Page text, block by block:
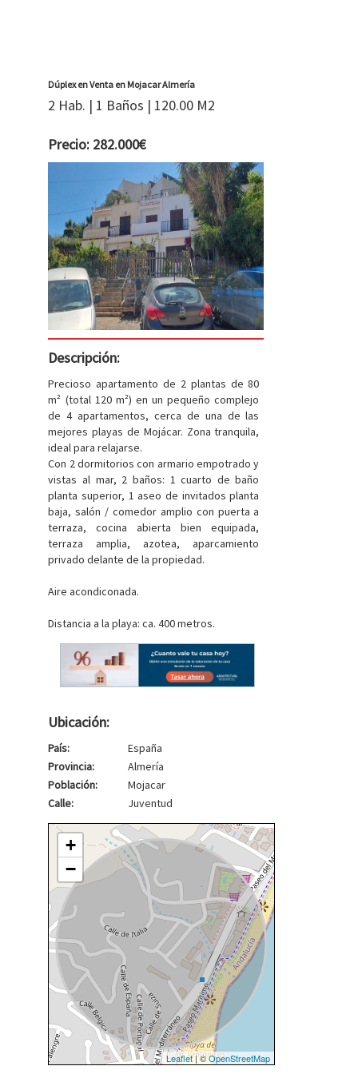
Dúplex en Venta en Mojacar Almería
2 Hab. | 1 Baños | 120.00 M2
Precio: 282.000€
Descripción:
Precioso apartamento de 2 plantas de 80
m² (total 120 m²) en un pequeño complejo
de 4 apartamentos, cerca de una de las
mejores playas de Mojácar. Zona tranquila,
ideal para relajarse.
Con 2 dormitorios con armario empotrado y
vistas al mar, 2 baños: 1 cuarto de baño
planta superior, 1 aseo de invitados planta
baja, salón / comedor amplio con puerta a
terraza, cocina abierta bien equipada,
terraza amplia, azotea, aparcamiento
privado delante de la propiedad.
Aire acondiconada.
Distancia a la playa: ca. 400 metros.
Ubicación:
País:
España
Provincia:
Almería
Población:
Mojacar
Calle:
Juventud
+
−
Leaflet| ©OpenStreetMap